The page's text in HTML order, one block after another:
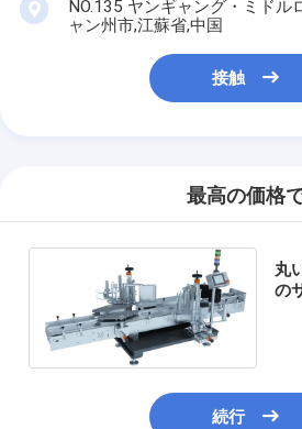
NO.135 ヤンギャング・ミドル
ャン州市,江蘇省,中国
接触
最高の価格
丸
の
続行